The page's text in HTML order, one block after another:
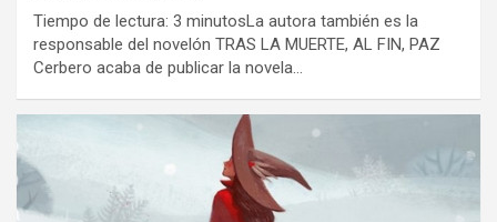
Tiempo de lectura: 3 minutosLa autora también es la
responsable del novelón TRAS LA MUERTE, AL FIN, PAZ
Cerbero acaba de publicar la novela…